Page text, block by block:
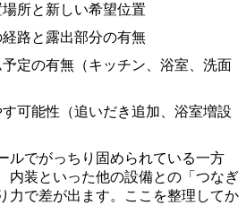
所と新しい希望位置
路と露出部分の有無
定の有無（キッチン、浴室、洗面
可能性（追いだき追加、浴室増設
ルでがっちり固められている一方
内装といった他の設備との「つなぎ
力で差が出ます。ここを整理してか